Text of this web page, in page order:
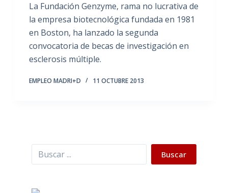
La Fundación Genzyme, rama no lucrativa de
la empresa biotecnológica fundada en 1981
en Boston, ha lanzado la segunda
convocatoria de becas de investigación en
esclerosis múltiple.
EMPLEO MADRI+D 11 OCTUBRE 2013
Buscar Buscar